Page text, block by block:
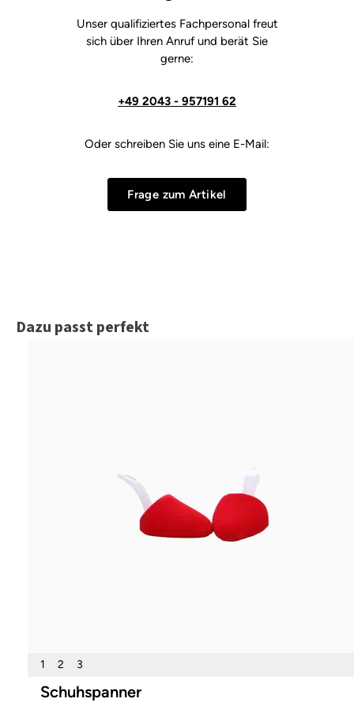
Unser qualifiziertes Fachpersonal freut
sich über Ihren Anruf und berät Sie
gerne:
+49 2043 - 957191 62
Oder schreiben Sie uns eine E-Mail:
Frage zum Artikel
Produktgalerie überspringen
Dazu passt perfekt
1 2 3
Schuhspanner